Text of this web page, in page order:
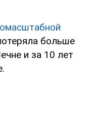
больше
и за 10 лет